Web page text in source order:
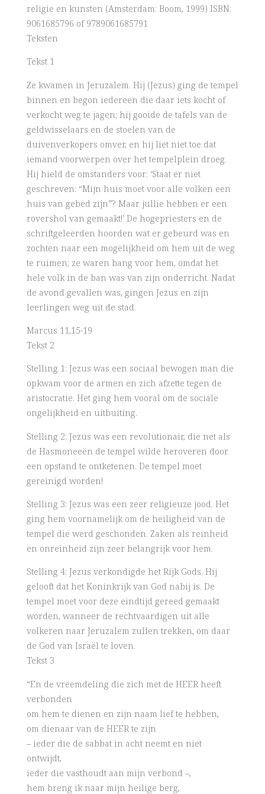
religie en kunsten (Amsterdam: Boom, 1999) ISBN:
9061685796 of 9789061685791
Teksten
Tekst 1
Ze kwamen in Jeruzalem. Hij (Jezus) ging de tempel
binnen en begon iedereen die daar iets kocht of
verkocht weg te jagen; hij gooide de tafels van de
geldwisselaars en de stoelen van de
duivenverkopers omver, en hij liet niet toe dat
iemand voorwerpen over het tempelplein droeg.
Hij hield de omstanders voor: ‘Staat er niet
geschreven: “Mijn huis moet voor alle volken een
huis van gebed zijn”? Maar jullie hebben er een
rovershol van gemaakt!’ De hogepriesters en de
schriftgeleerden hoorden wat er gebeurd was en
zochten naar een mogelijkheid om hem uit de weg
te ruimen; ze waren bang voor hem, omdat het
hele volk in de ban was van zijn onderricht. Nadat
de avond gevallen was, gingen Jezus en zijn
leerlingen weg uit de stad.
Marcus 11,15-19
Tekst 2
Stelling 1: Jezus was een sociaal bewogen man die
opkwam voor de armen en zich afzette tegen de
aristocratie. Het ging hem vooral om de sociale
ongelijkheid en uitbuiting.
Stelling 2: Jezus was een revolutionair, die net als
de Hasmoneeën de tempel wilde heroveren door
een opstand te ontketenen. De tempel moet
gereinigd worden!
Stelling 3: Jezus was een zeer religieuze jood. Het
ging hem voornamelijk om de heiligheid van de
tempel die werd geschonden. Zaken als reinheid
en onreinheid zijn zeer belangrijk voor hem.
Stelling 4: Jezus verkondigde het Rijk Gods. Hij
gelooft dat het Koninkrijk van God nabij is. De
tempel moet voor deze eindtijd gereed gemaakt
worden, wanneer de rechtvaardigen uit alle
volkeren naar Jeruzalem zullen trekken, om daar
de God van Israël te loven.
Tekst 3
“En de vreemdeling die zich met de HEER heeft
verbonden
om hem te dienen en zijn naam lief te hebben,
om dienaar van de HEER te zijn
– ieder die de sabbat in acht neemt en niet
ontwijdt,
ieder die vasthoudt aan mijn verbond –,
hem breng ik naar mijn heilige berg,